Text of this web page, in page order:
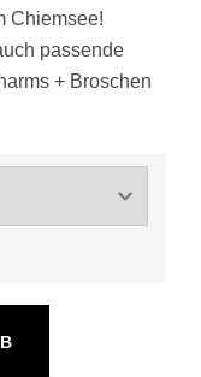
Chiemsee!
passende
+ Broschen